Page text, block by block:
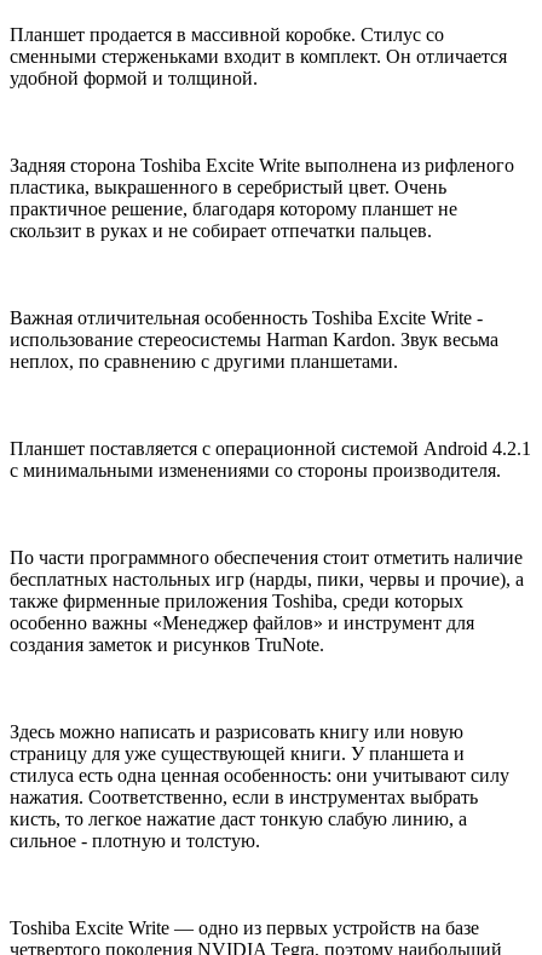
Планшет продается в массивной коробке. Стилус со
сменными стерженьками входит в комплект. Он отличается
удобной формой и толщиной.
Задняя сторона Toshiba Excite Write выполнена из рифленого
пластика, выкрашенного в серебристый цвет. Очень
практичное решение, благодаря которому планшет не
скользит в руках и не собирает отпечатки пальцев.
Важная отличительная особенность Toshiba Excite Write -
использование стереосистемы Harman Kardon. Звук весьма
неплох, по сравнению с другими планшетами.
Планшет поставляется с операционной системой Android 4.2.1
с минимальными изменениями со стороны производителя.
По части программного обеспечения стоит отметить наличие
бесплатных настольных игр (нарды, пики, червы и прочие), а
также фирменные приложения Toshiba, среди которых
особенно важны «Менеджер файлов» и инструмент для
создания заметок и рисунков TruNote.
Здесь можно написать и разрисовать книгу или новую
страницу для уже существующей книги. У планшета и
стилуса есть одна ценная особенность: они учитывают силу
нажатия. Соответственно, если в инструментах выбрать
кисть, то легкое нажатие даст тонкую слабую линию, а
сильное - плотную и толстую.
Toshiba Excite Write — одно из первых устройств на базе
четвертого поколения NVIDIA Tegra, поэтому наибольший